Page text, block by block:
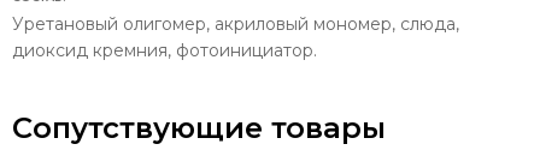
Уретановый олигомер, акриловый мономер, слюда,
диоксид кремния, фотоинициатор.
Сопутствующие товары